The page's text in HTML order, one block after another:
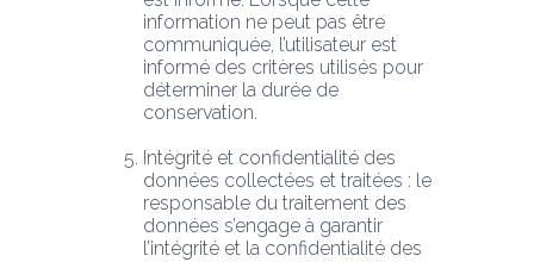
information ne peut pas être
communiquée, l’utilisateur est
informé des critères utilisés pour
déterminer la durée de
conservation.
Intégrité et confidentialité des
données collectées et traitées : le
responsable du traitement des
données s’engage à garantir
l’intégrité et la confidentialité des